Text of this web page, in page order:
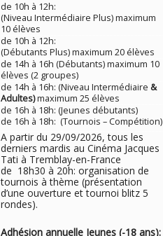
de 10h à 12h:
(Niveau Intermédiaire Plus) maximum
10 élèves
de 10h à 12h:
(Débutants Plus) maximum 20 élèves
de 14h à 16h (Débutants) maximum 10
élèves (2 groupes)
de 14h à 16h: (Niveau Intermédiaire &
Adultes)maximum 25 élèves
de 16h à 18h: (Jeunes débutants)
de 16h à 18h: (Tournois – Compétition)
A partir du 29/09/2026, tous les
derniers mardis au Cinéma Jacques
Tati à Tremblay-en-France
de 18h30 à 20h: organisation de
tournois à thème (présentation
d’une ouverture et tournoi blitz 5
rondes).
Adhésion annuelle Jeunes (-18 ans):